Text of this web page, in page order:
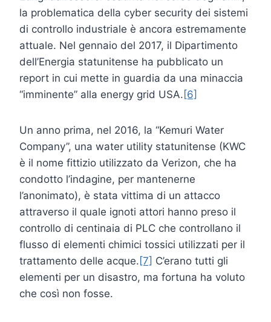
la problematica della cyber security dei sistemi
di controllo industriale è ancora estremamente
attuale. Nel gennaio del 2017, il Dipartimento
dell’Energia statunitense ha pubblicato un
report in cui mette in guardia da una minaccia
“imminente” alla energy grid USA. [6]
Un anno prima, nel 2016, la “Kemuri Water
Company”, una water utility statunitense (KWC
è il nome fittizio utilizzato da Verizon, che ha
condotto l’indagine, per mantenerne
l’anonimato), è stata vittima di un attacco
attraverso il quale ignoti attori hanno preso il
controllo di centinaia di PLC che controllano il
flusso di elementi chimici tossici utilizzati per il
trattamento delle acque. [7] C’erano tutti gli
elementi per un disastro, ma fortuna ha voluto
che così non fosse.